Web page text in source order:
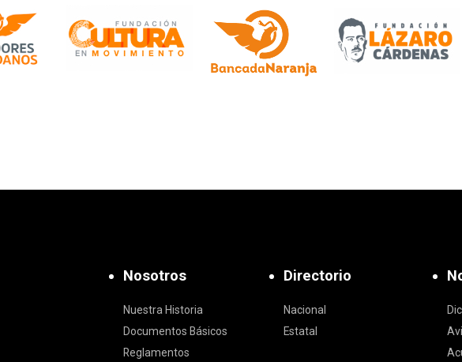
Nosotros
Nuestra Historia
Documentos Básicos
Reglamentos
Directorio
Nacional
Estatal